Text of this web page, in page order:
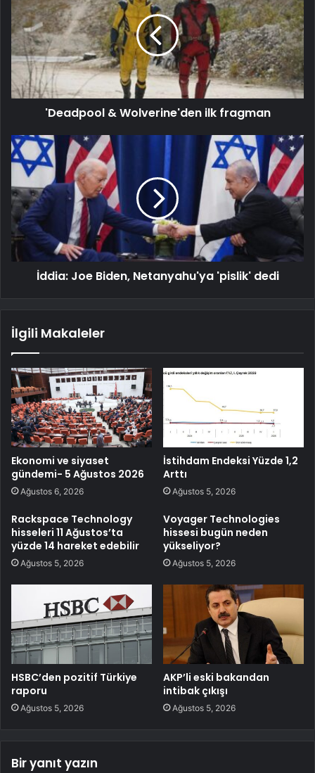
'Deadpool & Wolverine'den ilk fragman
İddia: Joe Biden, Netanyahu'ya 'pislik' dedi
İlgili Makaleler
Ekonomi ve siyaset
gündemi- 5 Ağustos 2026
Ağustos 6, 2026
İstihdam Endeksi Yüzde 1,2
Arttı
Ağustos 5, 2026
Rackspace Technology
hisseleri 11 Ağustos’ta
yüzde 14 hareket edebilir
Ağustos 5, 2026
Voyager Technologies
hissesi bugün neden
yükseliyor?
Ağustos 5, 2026
HSBC’den pozitif Türkiye
raporu
Ağustos 5, 2026
AKP’li eski bakandan
intibak çıkışı
Ağustos 5, 2026
Bir yanıt yazın